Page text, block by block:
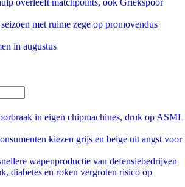
overleeft matchpoints, ook Griekspoor
met ruime zege op promovendus
in augustus
in eigen chipmachines, druk op ASML
kiezen grijs en beige uit angst voor
wapenproductie van defensiebedrijven
diabetes en roken vergroten risico op